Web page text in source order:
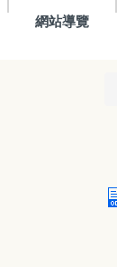
網站導覽